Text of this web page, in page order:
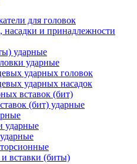
для головок
насадки и принадлежности
ударные
ударные
ударных головок
ударных насадок
вставок (бит)
(бит) ударные
ударные
вставки (биты)